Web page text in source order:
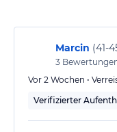
Separates
Tag und nacht
Sonstige
Verpflegung , HP un AI
Marcin (41-
3
Vor 2 Wochen •
Verifizierter